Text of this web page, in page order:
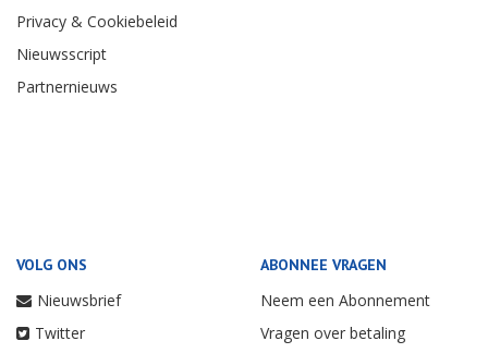
Privacy & Cookiebeleid
Nieuwsscript
Partnernieuws
VOLG ONS
Nieuwsbrief
Twitter
ABONNEE VRAGEN
Neem een Abonnement
Vragen over betaling